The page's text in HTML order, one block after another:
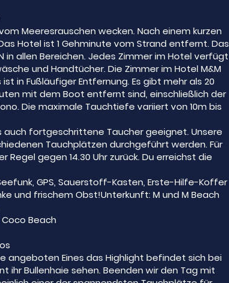
Meeresrauschen wecken. Nach einem kurzen
Hotel ist 1 Gehminute vom Strand entfernt. Das
in allen Bereichen. Jedes Zimmer im Hotel verfügt
und Handtücher. Die Zimmer im Hotel M&M
in Fußläufiger Entfernung. Es gibt mehr als 20
mit dem Boot entfernt sind, einschließlich der
Die maximale Tauchtiefe variiert von 10m bis
fortgeschrittene Taucher geeignet. Unsere
Tauchplätzen durchgeführt werden. Für
gegen 14.30 Uhr zurück. Du erreichst die
GPS, Sauerstoff-Kasten, Erste-Hilfe-Koffer
und frischem Obst!Unterkunft: M und M Beach
Beach
angeboten Eines das Highlight befindet sich bei
ihr Bullenhaie sehen. Beenden wir den Tag mit